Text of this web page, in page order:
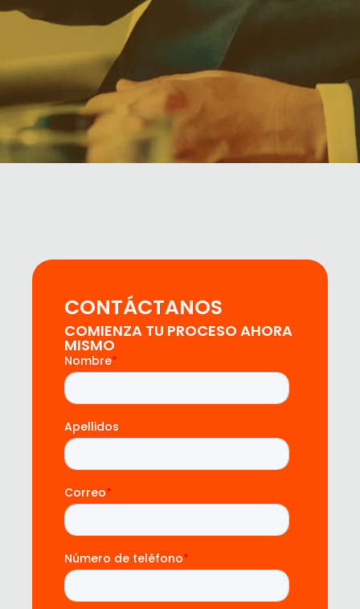
CONTÁCTANOS
COMIENZA TU PROCESO AHORA
MISMO